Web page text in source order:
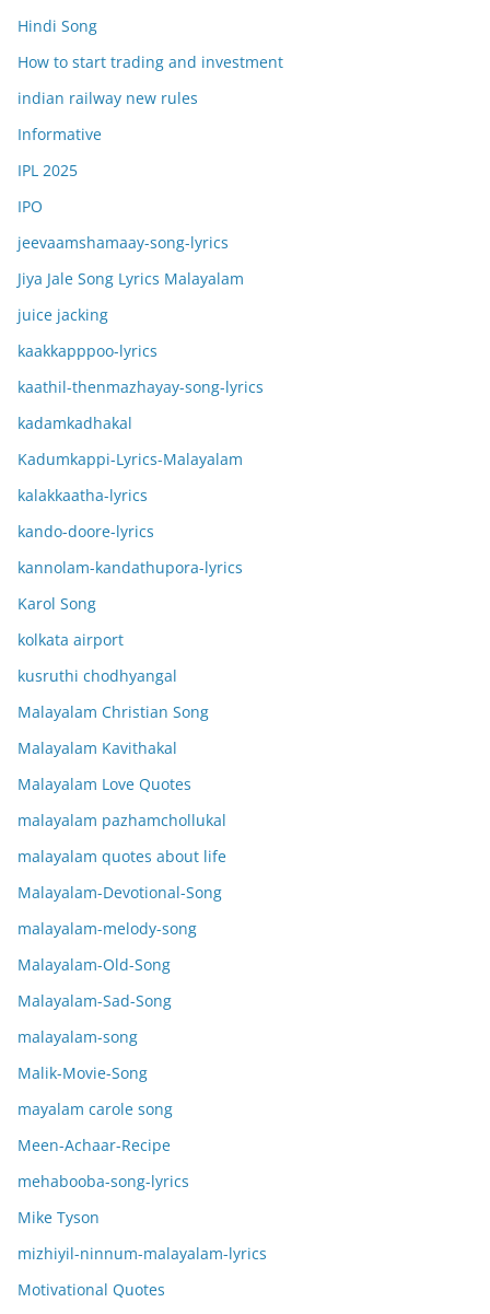
Hindi Song
How to start trading and investment
indian railway new rules
Informative
IPL 2025
IPO
jeevaamshamaay-song-lyrics
Jiya Jale Song Lyrics Malayalam
juice jacking
kaakkapppoo-lyrics
kaathil-thenmazhayay-song-lyrics
kadamkadhakal
Kadumkappi-Lyrics-Malayalam
kalakkaatha-lyrics
kando-doore-lyrics
kannolam-kandathupora-lyrics
Karol Song
kolkata airport
kusruthi chodhyangal
Malayalam Christian Song
Malayalam Kavithakal
Malayalam Love Quotes
malayalam pazhamchollukal
malayalam quotes about life
Malayalam-Devotional-Song
malayalam-melody-song
Malayalam-Old-Song
Malayalam-Sad-Song
malayalam-song
Malik-Movie-Song
mayalam carole song
Meen-Achaar-Recipe
mehabooba-song-lyrics
Mike Tyson
mizhiyil-ninnum-malayalam-lyrics
Motivational Quotes